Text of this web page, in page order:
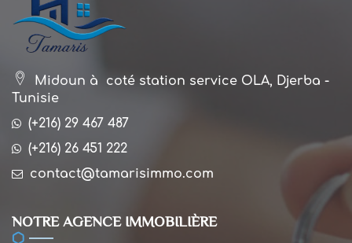
Midoun à coté station service OLA, Djerba -
Tunisie
(+216) 29 467 487
(+216) 26 451 222
contact@tamarisimmo.com
NOTRE AGENCE IMMOBILIÈRE